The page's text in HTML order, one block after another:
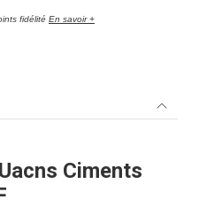
fidélité En savoir +
Ciments